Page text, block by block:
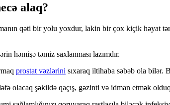
alaq?
qəti bir yolu yoxdur, lakin bir çox kiçik
həmişə təmiz saxlanması lazımdır.
prostat vəzlərini sıxaraq iltihaba səbəb ola bilər.
olacaq şəkildə qaçış, gəzinti və idman etmək